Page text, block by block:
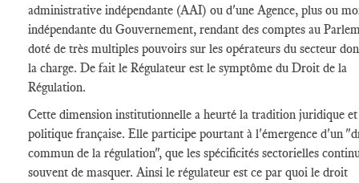
administrative indépendante (AAI) ou d'une Agence, plus ou
indépendante du Gouvernement, rendant des comptes au
doté de très multiples pouvoirs sur les opérateurs du secteur
la charge. De fait le Régulateur est le symptôme du Droit de la
Régulation.
Cette dimension institutionnelle a heurté la tradition juridique et
politique française. Elle participe pourtant à l'émergence d'un
commun de la régulation", que les spécificités sectorielles
souvent de masquer. Ainsi le régulateur est ce par quoi le droit